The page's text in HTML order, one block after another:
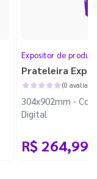
Expositor de
Prateleira
(0
304x902mm -
Digital
R$ 264,99